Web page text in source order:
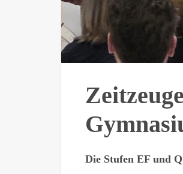
Die Stufen EF und